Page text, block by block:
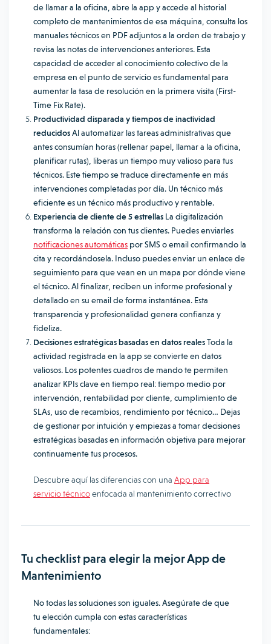
de llamar a la oficina, abre la app y accede al historial
completo de mantenimientos de esa máquina, consulta los
manuales técnicos en PDF adjuntos a la orden de trabajo y
revisa las notas de intervenciones anteriores. Esta
capacidad de acceder al conocimiento colectivo de la
empresa en el punto de servicio es fundamental para
aumentar la tasa de resolución en la primera visita (First-
Time Fix Rate).
Productividad disparada y tiempos de inactividad
reducidosAl automatizar las tareas administrativas que
antes consumían horas (rellenar papel, llamar a la oficina,
planificar rutas), liberas un tiempo muy valioso para tus
técnicos. Este tiempo se traduce directamente en más
intervenciones completadas por día. Un técnico más
eficiente es un técnico más productivo y rentable.
Experiencia de cliente de 5 estrellas La digitalización
transforma la relación con tus clientes. Puedes enviarles
notificaciones automáticas por SMS o email confirmando la
cita y recordándosela. Incluso puedes enviar un enlace de
seguimiento para que vean en un mapa por dónde viene
el técnico. Al finalizar, reciben un informe profesional y
detallado en su email de forma instantánea. Esta
transparencia y profesionalidad genera confianza y
fideliza.
Decisiones estratégicas basadas en datos realesToda la
actividad registrada en la app se convierte en datos
valiosos. Los potentes cuadros de mando te permiten
analizar KPIs clave en tiempo real: tiempo medio por
intervención, rentabilidad por cliente, cumplimiento de
SLAs, uso de recambios, rendimiento por técnico… Dejas
de gestionar por intuición y empiezas a tomar decisiones
estratégicas basadas en información objetiva para mejorar
continuamente tus procesos.
Descubre aquí las diferencias con una App para
servicio técnicoenfocada al mantenimiento correctivo
Tu checklist para elegir la mejor App de
Mantenimiento
No todas las soluciones son iguales. Asegúrate de que
tu elección cumpla con estas características
fundamentales: